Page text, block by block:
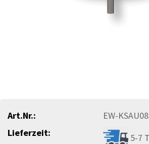
Art.Nr.:
EW-KSAU08
Lieferzeit:
5-7